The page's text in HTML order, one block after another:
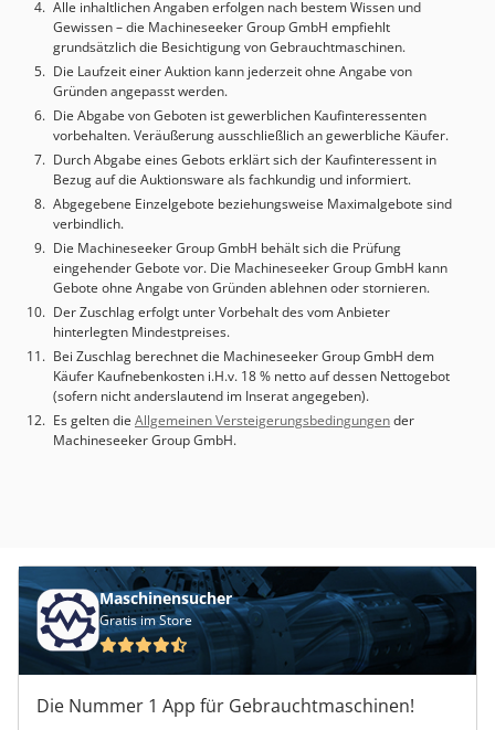
Alle inhaltlichen Angaben erfolgen nach bestem Wissen und
Gewissen – die Machineseeker Group GmbH empfiehlt
grundsätzlich die Besichtigung von Gebrauchtmaschinen.
Die Laufzeit einer Auktion kann jederzeit ohne Angabe von
Gründen angepasst werden.
Die Abgabe von Geboten ist gewerblichen Kaufinteressenten
vorbehalten. Veräußerung ausschließlich an gewerbliche Käufer.
Durch Abgabe eines Gebots erklärt sich der Kaufinteressent in
Bezug auf die Auktionsware als fachkundig und informiert.
Abgegebene Einzelgebote beziehungsweise Maximalgebote sind
verbindlich.
Die Machineseeker Group GmbH behält sich die Prüfung
eingehender Gebote vor. Die Machineseeker Group GmbH kann
Gebote ohne Angabe von Gründen ablehnen oder stornieren.
Der Zuschlag erfolgt unter Vorbehalt des vom Anbieter
hinterlegten Mindestpreises.
Bei Zuschlag berechnet die Machineseeker Group GmbH dem
Käufer Kaufnebenkosten i.H.v. 18 % netto auf dessen Nettogebot
(sofern nicht anderslautend im Inserat angegeben).
Es gelten die Allgemeinen Versteigerungsbedingungender
Machineseeker Group GmbH.
Maschinensucher
Gratis im Store
Die Nummer 1 App für Gebrauchtmaschinen!